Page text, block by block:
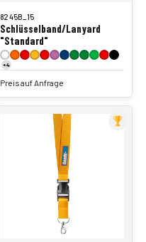
8245B_15
Schlüsselband/Lanyard
"Standard"
+4
Preis auf Anfrage